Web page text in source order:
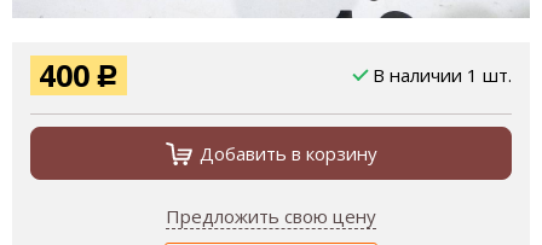
400 Р В наличии 1 шт.
Добавить в корзину
Предложить свою цену